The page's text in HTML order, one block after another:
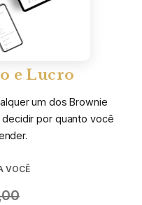
e Lucro
um dos Brownie
por quanto você
VOCÊ